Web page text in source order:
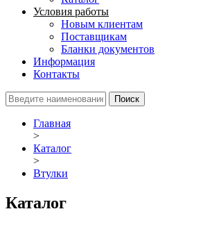
Условия работы
Новым клиентам
Поставщикам
Бланки документов
Информация
Контакты
Главная
>
Каталог
>
Втулки
Каталог